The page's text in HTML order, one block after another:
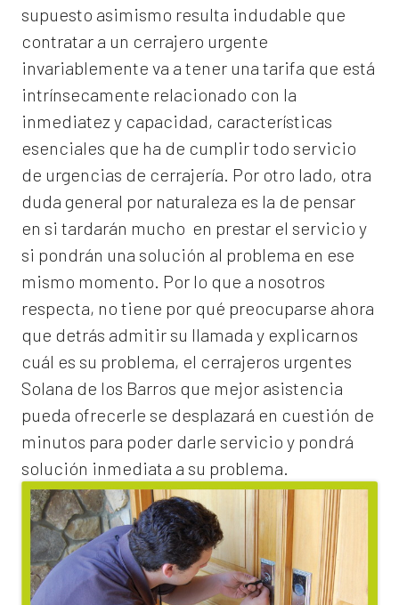
supuesto asimismo resulta indudable que
contratar a un cerrajero urgente
invariablemente va a tener una tarifa que está
intrínsecamente relacionado con la
inmediatez y capacidad, características
esenciales que ha de cumplir todo servicio
de urgencias de cerrajería. Por otro lado, otra
duda general por naturaleza es la de pensar
en si tardarán mucho en prestar el servicio y
si pondrán una solución al problema en ese
mismo momento. Por lo que a nosotros
respecta, no tiene por qué preocuparse ahora
que detrás admitir su llamada y explicarnos
cuál es su problema, el cerrajeros urgentes
Solana de los Barros que mejor asistencia
pueda ofrecerle se desplazará en cuestión de
minutos para poder darle servicio y pondrá
solución inmediata a su problema.